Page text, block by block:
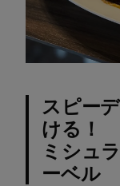
スピー
ける！
ミシュ
ーベル